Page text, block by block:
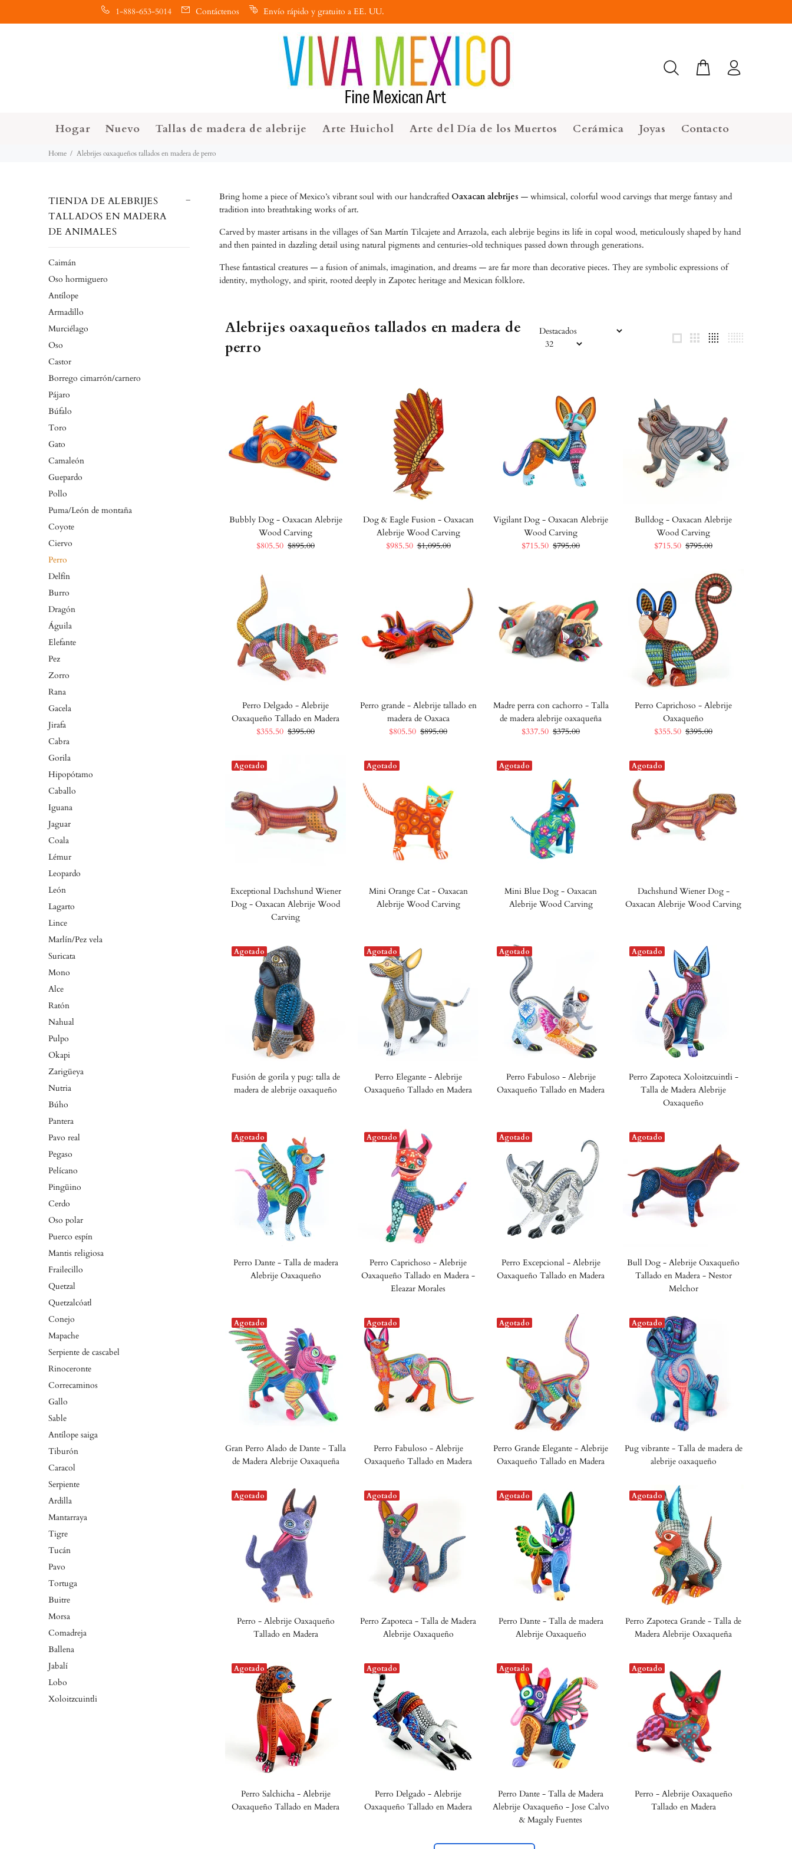
1-888-653-5014 Contáctenos Envío rápido y gratuito a EE. UU.
Hogar Nuevo Tallas de madera de alebrije Arte Huichol Arte del Día de los Muertos Cerámica Joyas Contacto
Home Alebrijes oaxaqueños tallados en madera de perro
TIENDA DE ALEBRIJES
TALLADOS EN MADERA
DE ANIMALES
Caimán
Oso hormiguero
Antílope
Armadillo
Murciélago
Oso
Castor
Borrego cimarrón/carnero
Pájaro
Búfalo
Toro
Gato
Camaleón
Guepardo
Pollo
Puma/León de montaña
Coyote
Ciervo
Perro
Delfín
Burro
Dragón
Águila
Elefante
Pez
Zorro
Rana
Gacela
Jirafa
Cabra
Gorila
Hipopótamo
Caballo
Iguana
Jaguar
Coala
Lémur
Leopardo
León
Lagarto
Lince
Marlín/Pez vela
Suricata
Mono
Alce
Ratón
Nahual
Pulpo
Okapi
Zarigüeya
Nutria
Búho
Pantera
Pavo real
Pegaso
Pelícano
Pingüino
Cerdo
Oso polar
Puerco espín
Mantis religiosa
Frailecillo
Quetzal
Quetzalcóatl
Conejo
Mapache
Serpiente de cascabel
Rinoceronte
Correcaminos
Gallo
Sable
Antílope saiga
Tiburón
Caracol
Serpiente
Ardilla
Mantarraya
Tigre
Tucán
Pavo
Tortuga
Buitre
Morsa
Comadreja
Ballena
Jabalí
Lobo
Xoloitzcuintli
Bring home a piece of Mexico’s vibrant soul with our handcrafted Oaxacan alebrijes — whimsical, colorful wood carvings that merge fantasy and
tradition into breathtaking works of art.
Carved by master artisans in the villages of San Martín Tilcajete and Arrazola, each alebrije begins its life in copal wood, meticulously shaped by hand
and then painted in dazzling detail using natural pigments and centuries-old techniques passed down through generations.
These fantastical creatures — a fusion of animals, imagination, and dreams — are far more than decorative pieces. They are symbolic expressions of
identity, mythology, and spirit, rooted deeply in Zapotec heritage and Mexican folklore.
Alebrijes oaxaqueños tallados en madera de
perro
Bubbly Dog - Oaxacan Alebrije
Wood Carving
$805.50 $895.00
Dog & Eagle Fusion - Oaxacan
Alebrije Wood Carving
$985.50 $1,095.00
Vigilant Dog - Oaxacan Alebrije
Wood Carving
$715.50 $795.00
Bulldog - Oaxacan Alebrije
Wood Carving
$715.50 $795.00
Perro Delgado - Alebrije
Oaxaqueño Tallado en Madera
$355.50 $395.00
Perro grande - Alebrije tallado en
madera de Oaxaca
$805.50 $895.00
Madre perra con cachorro - Talla
de madera alebrije oaxaqueña
$337.50 $375.00
Perro Caprichoso - Alebrije
Oaxaqueño
$355.50 $395.00
Agotado
Exceptional Dachshund Wiener
Dog - Oaxacan Alebrije Wood
Carving
Agotado
Mini Orange Cat - Oaxacan
Alebrije Wood Carving
Agotado
Mini Blue Dog - Oaxacan
Alebrije Wood Carving
Agotado
Dachshund Wiener Dog -
Oaxacan Alebrije Wood Carving
Agotado
Fusión de gorila y pug: talla de
madera de alebrije oaxaqueño
Agotado
Perro Elegante - Alebrije
Oaxaqueño Tallado en Madera
Agotado
Perro Fabuloso - Alebrije
Oaxaqueño Tallado en Madera
Agotado
Perro Zapoteca Xoloitzcuintli -
Talla de Madera Alebrije
Oaxaqueño
Agotado
Perro Dante - Talla de madera
Alebrije Oaxaqueño
Agotado
Perro Caprichoso - Alebrije
Oaxaqueño Tallado en Madera -
Eleazar Morales
Agotado
Perro Excepcional - Alebrije
Oaxaqueño Tallado en Madera
Agotado
Bull Dog - Alebrije Oaxaqueño
Tallado en Madera - Nestor
Melchor
Agotado
Gran Perro Alado de Dante - Talla
de Madera Alebrije Oaxaqueña
Agotado
Perro Fabuloso - Alebrije
Oaxaqueño Tallado en Madera
Agotado
Perro Grande Elegante - Alebrije
Oaxaqueño Tallado en Madera
Agotado
Pug vibrante - Talla de madera de
alebrije oaxaqueño
Agotado
Perro - Alebrije Oaxaqueño
Tallado en Madera
Agotado
Perro Zapoteca - Talla de Madera
Alebrije Oaxaqueño
Agotado
Perro Dante - Talla de madera
Alebrije Oaxaqueño
Agotado
Perro Zapoteca Grande - Talla de
Madera Alebrije Oaxaqueña
Agotado
Perro Salchicha - Alebrije
Oaxaqueño Tallado en Madera
Agotado
Perro Delgado - Alebrije
Oaxaqueño Tallado en Madera
Agotado
Perro Dante - Talla de Madera
Alebrije Oaxaqueño - Jose Calvo
& Magaly Fuentes
Agotado
Perro - Alebrije Oaxaqueño
Tallado en Madera